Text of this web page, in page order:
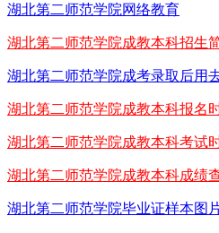
湖北第二师范学院网络教育
湖北第二师范学院成教本科招生
湖北第二师范学院成考录取后用
湖北第二师范学院成教本科报名
湖北第二师范学院成教本科考试
湖北第二师范学院成教本科成绩
湖北第二师范学院毕业证样本图